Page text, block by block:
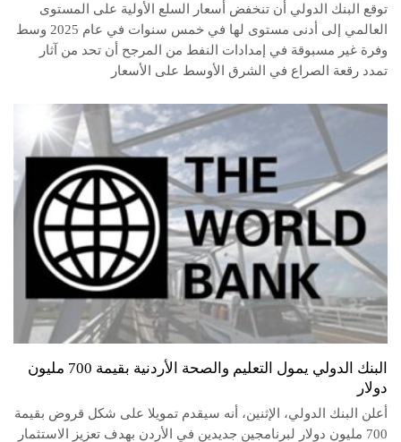
توقع البنك الدولي أن تنخفض أسعار السلع الأولية على المستوى
العالمي إلى أدنى مستوى لها في خمس سنوات في عام 2025 وسط
وفرة غير مسبوقة في إمدادات النفط من المرجح أن تحد من آثار
تمدد رقعة الصراع في الشرق الأوسط على الأسعار
البنك الدولي يمول التعليم والصحة الأردنية بقيمة 700 مليون
دولار
أعلن البنك الدولي، الإثنين، أنه سيقدم تمويلا على شكل قروض بقيمة
700 مليون دولار لبرنامجين جديدين في الأردن بهدف تعزيز الاستثمار